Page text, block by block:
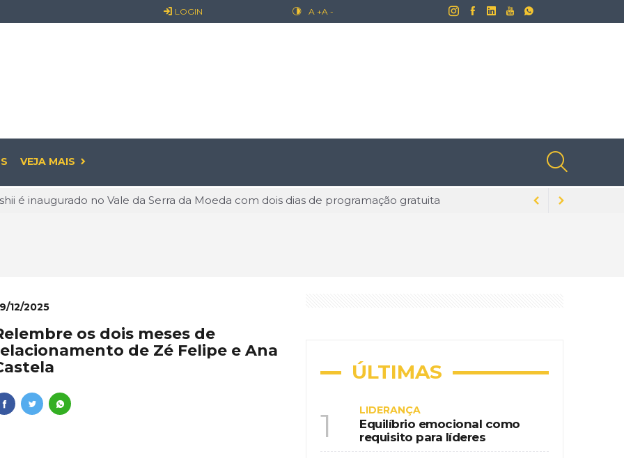
LOGIN A +A -
VEJA MAIS
discurso e entra na prática: guia criado na USP expõe exclusões ainda naturalizadas no Brasil
que conquista o mundo e abre novas oportunidades na tecnologia
dominar vídeos pelo celular se torna diferencial profissional na era da educação digital
à experiência: restaurante em Curitiba transforma inspiração country em destino de
como requisito para líderes
é inaugurado no Vale da Serra da Moeda com dois dias de programação gratuita
12/2025
os dois meses de
de Zé Felipe e Ana
ÚLTIMAS
1 LIDERANÇA
Equilíbrio emocional como
requisito para líderes